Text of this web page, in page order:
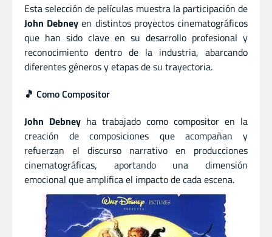
Esta selección de películas muestra la participación de
John Debney en distintos proyectos cinematográficos
que han sido clave en su desarrollo profesional y
reconocimiento dentro de la industria, abarcando
diferentes géneros y etapas de su trayectoria.
🎵 Como Compositor
John Debney ha trabajado como compositor en la
creación de composiciones que acompañan y
refuerzan el discurso narrativo en producciones
cinematográficas, aportando una dimensión
emocional que amplifica el impacto de cada escena.